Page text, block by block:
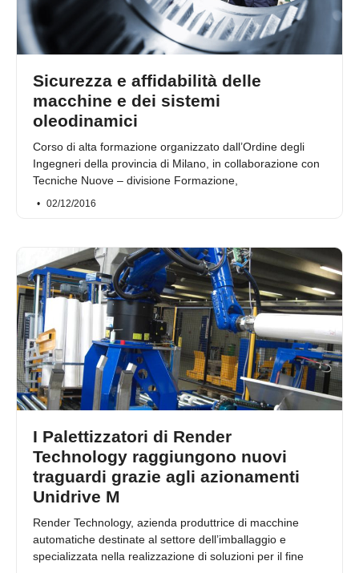
Sicurezza e affidabilità delle
macchine e dei sistemi
oleodinamici
Corso di alta formazione organizzato dall’Ordine degli
Ingegneri della provincia di Milano, in collaborazione con
Tecniche Nuove – divisione Formazione,
02/12/2016
I Palettizzatori di Render
Technology raggiungono nuovi
traguardi grazie agli azionamenti
Unidrive M
Render Technology, azienda produttrice di macchine
automatiche destinate al settore dell’imballaggio e
specializzata nella realizzazione di soluzioni per il fine